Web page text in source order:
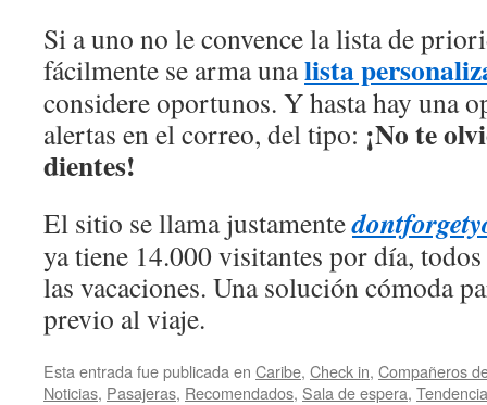
Si a uno no le convence la lista de
fácilmente se arma unalista
considere oportunos. Y hasta hay una
alertas en el correo, del tipo: ¡No te
dientes!
El sitio se llama justamente
ya tiene 14.000 visitantes por día,
las vacaciones. Una solución cómoda
previo al viaje.
Esta entrada fue publicada en Caribe, Check in, Compañeros
Noticias, Pasajeras, Recomendados, Sala de espera,